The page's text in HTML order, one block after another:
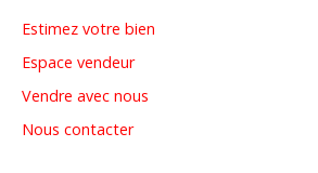
Estimez votre bien
Espace vendeur
Vendre avec nous
Nous contacter